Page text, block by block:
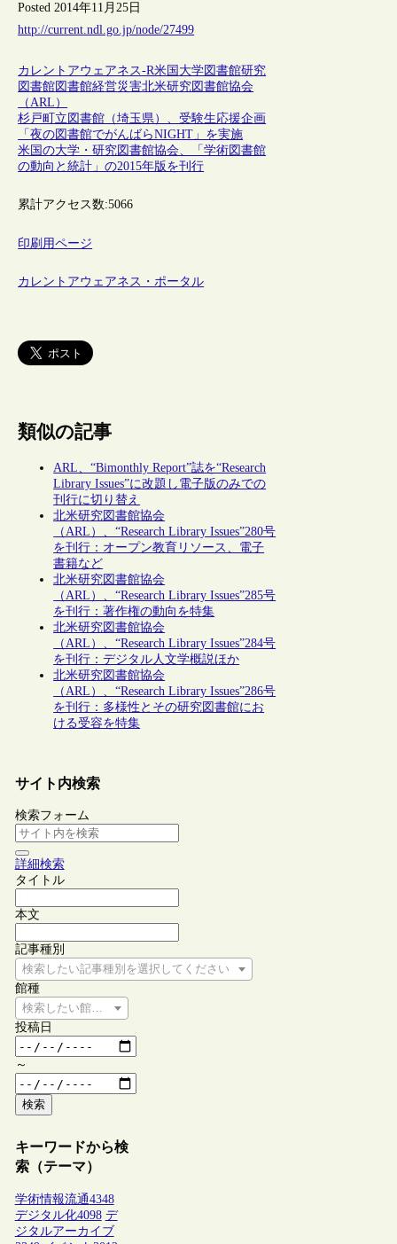
Posted 2014年11月25日
http://current.ndl.go.jp/node/27499
カレントアウェアネス-R米国 大学図書館研究
図書館図書館経営災害北米研究図書館協会
（ARL）
杉戸町立図書館（埼玉県）、受験生応援企画
「夜の図書館でがんばらNIGHT」を実施
米国の大学・研究図書館協会、「学術図書館
の動向と統計」の2015年版を刊行
累計アクセス数:5066
印刷用ページ
カレントアウェアネス・ポータル
類似の記事
ARL、“Bimonthly Report”誌を“Research
Library Issues”に改題し電子版のみでの
刊行に切り替え
北米研究図書館協会
（ARL）、“Research Library Issues”280号
を刊行：オープン教育リソース、電子
書籍など
北米研究図書館協会
（ARL）、“Research Library Issues”285号
を刊行：著作権の動向を特集
北米研究図書館協会
（ARL）、“Research Library Issues”284号
を刊行：デジタル人文学概説ほか
北米研究図書館協会
（ARL）、“Research Library Issues”286号
を刊行：多様性とその研究図書館にお
ける受容を特集
サイト内検索
検索フォーム
詳細検索
タイトル
本文
記事種別
検索したい記事種別を選択してください
館種
検索したい館種を選択してください
投稿日
～
検索
キーワードから検
索（テーマ）
学術情報流通4348
デジタル化4098 デ
ジタルアーカイブ